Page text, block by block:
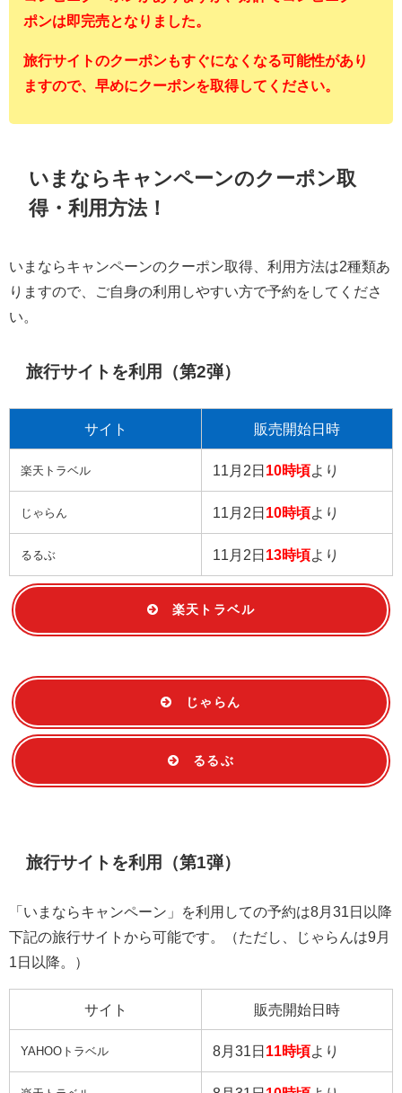
ポンは即完売となりました。
旅行サイトのクーポンもすぐになくなる可能性があり
ますので、早めにクーポンを取得してください。
いまならキャンペーンのクーポン取
得・利用方法！
いまならキャンペーンのクーポン取得、利用方法は2種類あ
りますので、ご自身の利用しやすい方で予約をしてくださ
い。
旅行サイトを利用（第2弾）
サイト 販売開始日時
楽天トラベル 11月2日 10時頃 より
じゃらん 11月2日 10時頃 より
るるぶ 11月2日 13時頃 より
楽天トラベル
じゃらん
るるぶ
旅行サイトを利用（第1弾）
「いまならキャンペーン」を利用しての予約は8月31日以降
下記の旅行サイトから可能です。（ただし、じゃらんは9月
1日以降。）
サイト 販売開始日時
YAHOOトラベル 8月31日 11時頃 より